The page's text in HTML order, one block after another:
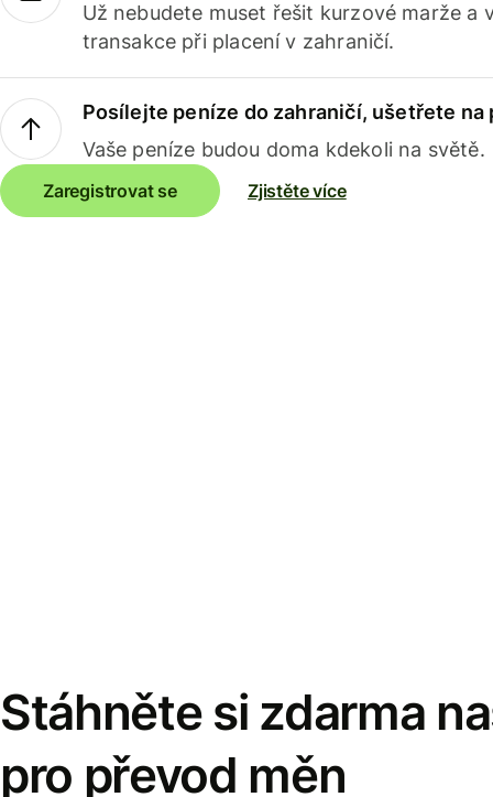
Už nebudete muset řešit kurzové marže a
transakce při placení v zahraničí.
Posílejte peníze do zahraničí, ušetřete na
Vaše peníze budou doma kdekoli na světě.
Zaregistrovat se Zjistěte více
Stáhněte si zdarma
pro převod měn